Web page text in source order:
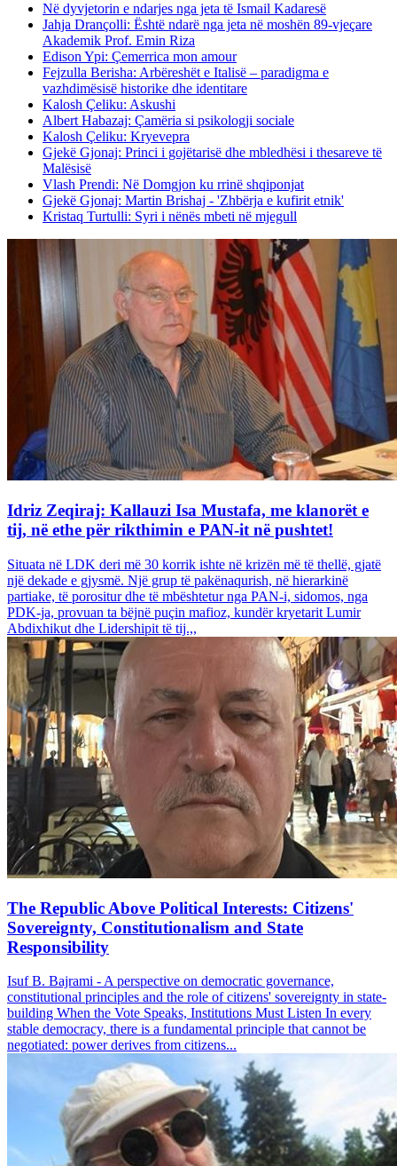
Në dyvjetorin e ndarjes nga jeta të Ismail Kadaresë
Jahja Drançolli: Është ndarë nga jeta në moshën 89-vjeçare
Akademik Prof. Emin Riza
Edison Ypi: Çemerrica mon amour
Fejzulla Berisha: Arbëreshët e Italisë – paradigma e
vazhdimësisë historike dhe identitare
Kalosh Çeliku: Askushi
Albert Habazaj: Çamëria si psikologji sociale
Kalosh Çeliku: Kryevepra
Gjekë Gjonaj: Princi i gojëtarisë dhe mbledhësi i thesareve të
Malësisë
Vlash Prendi: Në Domgjon ku rrinë shqiponjat
Gjekë Gjonaj: Martin Brishaj - 'Zhbërja e kufirit etnik'
Kristaq Turtulli: Syri i nënës mbeti në mjegull
Idriz Zeqiraj: Kallauzi Isa Mustafa, me klanorët e
tij, në ethe për rikthimin e PAN-it në pushtet!
Situata në LDK deri më 30 korrik ishte në krizën më të thellë, gjatë
një dekade e gjysmë. Një grup të pakënaqurish, në hierarkinë
partiake, të porositur dhe të mbështetur nga PAN-i, sidomos, nga
PDK-ja, provuan ta bëjnë puçin mafioz, kundër kryetarit Lumir
Abdixhikut dhe Lidershipit të tij.,,
The Republic Above Political Interests: Citizens'
Sovereignty, Constitutionalism and State
Responsibility
Isuf B. Bajrami - A perspective on democratic governance,
constitutional principles and the role of citizens' sovereignty in state-
building When the Vote Speaks, Institutions Must Listen In every
stable democracy, there is a fundamental principle that cannot be
negotiated: power derives from citizens...